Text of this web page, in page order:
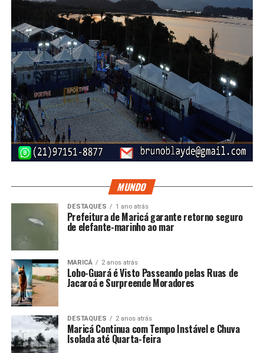
, como camisa e bermuda.
Dessa forma, a proposta busca conciliar a necessidade de
conforto sensorial do aluno com as regras gerais de
apresentação adotadas pela unidade de ensino.
Proteção contra constrangimento e
discriminação
Outro ponto importante da nova legislação é a garantia de
que o estudante não seja constrangido por utilizar uma
A escola deverá assegurar o acesso à educação e a
participação nas atividades escolares sem qualquer
prejuízo pedagógico decorrente da adaptação.
A medida também estabelece uma perspectiva de
proteção contra situações de discriminação e bullying
relacionadas à condição do estudante ou à utilização da
vestimenta alternativa.
PUBLICIDADE
MUNDO
DESTAQUES 1 ano atrás
Prefeitura de Maricá garante retorno seguro
de elefante-marinho ao mar
MARICÁ 2 anos atrás
Lobo-Guará é Visto Passeando pelas Ruas de
Jacaroá e Surpreende Moradores
DESTAQUES 2 anos atrás
Maricá Continua com Tempo Instável e Chuva
Isolada até Quarta-feira